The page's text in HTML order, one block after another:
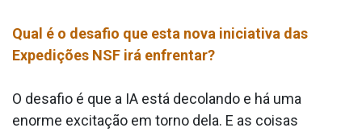
Qual é o desafio que esta nova iniciativa das
Expedições NSF irá enfrentar?
O desafio é que a IA está decolando e há uma
enorme excitação em torno dela. E as coisas